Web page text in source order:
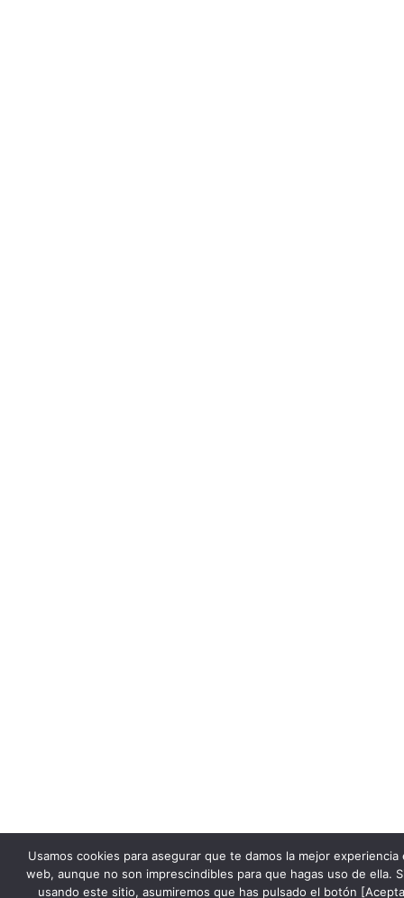
Usamos cookies para asegurar que te damos la mejor experiencia
web, aunque no son imprescindibles para que hagas uso de ella.
usando este sitio, asumiremos que has pulsado el botón